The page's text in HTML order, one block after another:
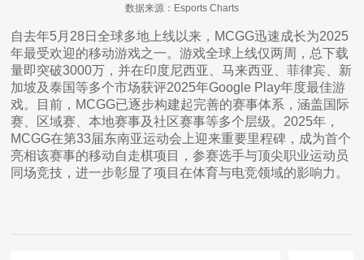
数据来源：Esports Charts
自去年5月28日全球多地上线以来，MCGG迅速成长为2025
年最受欢迎的移动游戏之一。游戏全球上线仅两周，总下载
量即突破3000万，并在印度尼西亚、马来西亚、菲律宾、新
加坡及泰国等多个市场获评2025年Google Play年度最佳游
戏。目前，MCGG已逐步构建起完善的赛事体系，涵盖国际
赛、区域赛、本地赛事及社区赛事等多个层级。2025年，
MCGG在第33届东南亚运动会上迎来重要里程碑，成为首个
亮相该赛事的移动自走棋项目，参赛选手与顶尖职业运动员
同场竞技，进一步彰显了项目在体育与电竞领域的影响力。